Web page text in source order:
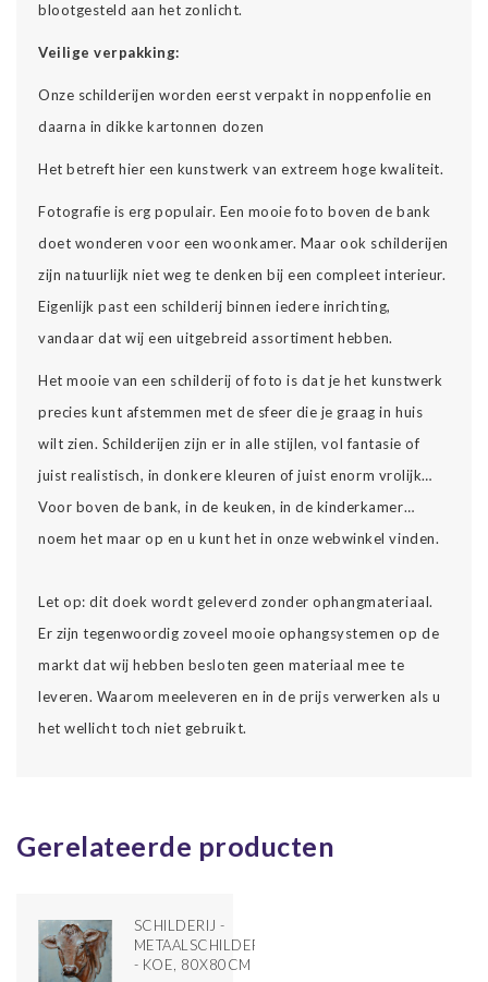
blootgesteld aan het zonlicht.
Veilige verpakking:
Onze schilderijen worden eerst verpakt in noppenfolie en
daarna in dikke kartonnen dozen
Het betreft hier een kunstwerk van extreem hoge kwaliteit.
Fotografie is erg populair. Een mooie foto boven de bank
doet wonderen voor een woonkamer. Maar ook schilderijen
zijn natuurlijk niet weg te denken bij een compleet interieur.
Eigenlijk past een schilderij binnen iedere inrichting,
vandaar dat wij een uitgebreid assortiment hebben.
Het mooie van een schilderij of foto is dat je het kunstwerk
precies kunt afstemmen met de sfeer die je graag in huis
wilt zien. Schilderijen zijn er in alle stijlen, vol fantasie of
juist realistisch, in donkere kleuren of juist enorm vrolijk…
Voor boven de bank, in de keuken, in de kinderkamer…
noem het maar op en u kunt het in onze webwinkel vinden.
Let op: dit doek wordt geleverd zonder ophangmateriaal.
Er zijn tegenwoordig zoveel mooie ophangsystemen op de
markt dat wij hebben besloten geen materiaal mee te
leveren. Waarom meeleveren en in de prijs verwerken als u
het wellicht toch niet gebruikt.
Gerelateerde producten
SCHILDERIJ -
METAALSCHILDERIJ
- KOE, 80X80CM